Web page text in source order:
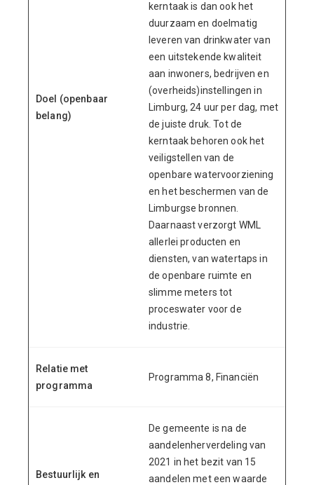
Doel (openbaar
belang)
kerntaak is dan ook het
duurzaam en doelmatig
leveren van drinkwater van
een uitstekende kwaliteit
aan inwoners, bedrijven en
(overheids)instellingen in
Limburg, 24 uur per dag, met
de juiste druk. Tot de
kerntaak behoren ook het
veiligstellen van de
openbare watervoorziening
en het beschermen van de
Limburgse bronnen.
Daarnaast verzorgt WML
allerlei producten en
diensten, van watertaps in
de openbare ruimte en
slimme meters tot
proceswater voor de
industrie.
Relatie met
programma
Programma 8, Financiën
Bestuurlijk en
De gemeente is na de
aandelenherverdeling van
2021 in het bezit van 15
aandelen met een waarde